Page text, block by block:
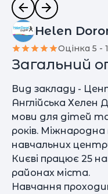
Helen
Оцінка 5 -
Загальний
Вид закладу -
Англійська Хелен
мови для дітей та
років.
навчальних
Києві працює 25
районах міста.
Навчання